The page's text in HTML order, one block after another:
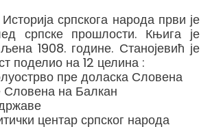
српскога народа први је
српске прошлости. Књига је
1908. године. Станојевић је
поделио на 12 целина :
пре доласка Словена
на Балкан
центар српског народа